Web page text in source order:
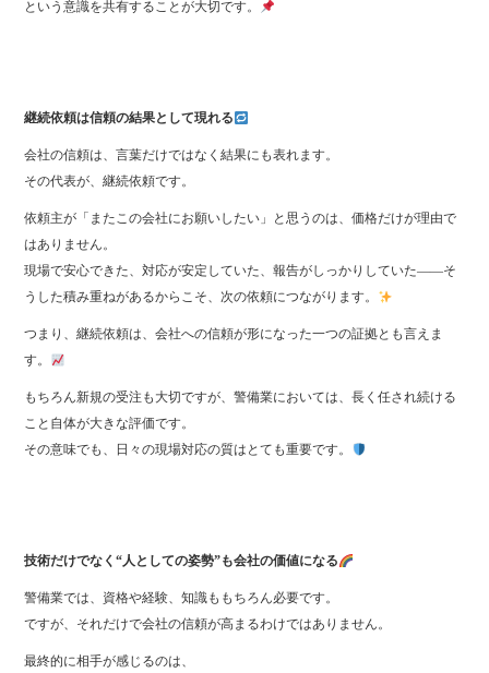
という意識を共有することが大切です。
継続依頼は信頼の結果として現れる
会社の信頼は、言葉だけではなく結果にも表れます。
その代表が、継続依頼です。
依頼主が「またこの会社にお願いしたい」と思うのは、価格だけが理由で
はありません。
現場で安心できた、対応が安定していた、報告がしっかりしていた――そ
うした積み重ねがあるからこそ、次の依頼につながります。
つまり、継続依頼は、会社への信頼が形になった一つの証拠とも言えま
す。
もちろん新規の受注も大切ですが、警備業においては、長く任され続ける
こと自体が大きな評価です。
その意味でも、日々の現場対応の質はとても重要です。
技術だけでなく“人としての姿勢”も会社の価値になる
警備業では、資格や経験、知識ももちろん必要です。
ですが、それだけで会社の信頼が高まるわけではありません。
最終的に相手が感じるのは、